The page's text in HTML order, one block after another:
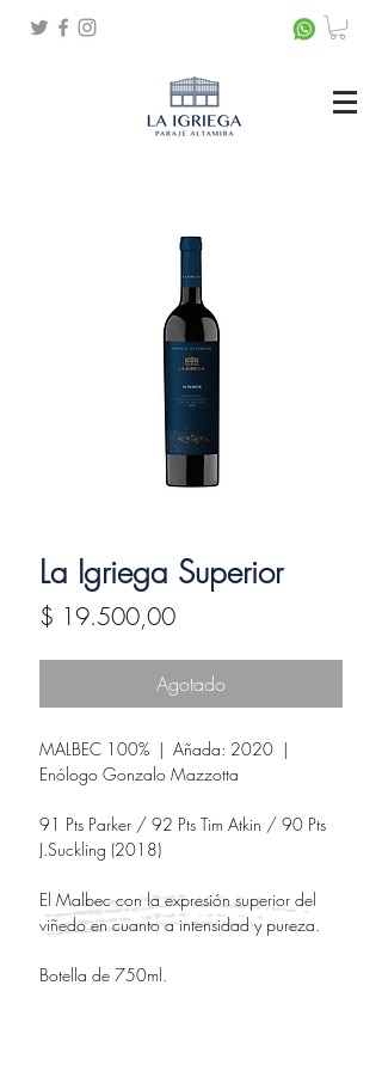
La Igriega Superior
$ 19.500,00Precio
Agotado
MALBEC 100% | Añada: 2020 |
Enólogo Gonzalo Mazzotta
91 Pts Parker / 92 Pts Tim Atkin / 90 Pts
J.Suckling (2018)
El Malbec con la expresión superior del
viñedo en cuanto a intensidad y pureza.
Botella de 750ml.